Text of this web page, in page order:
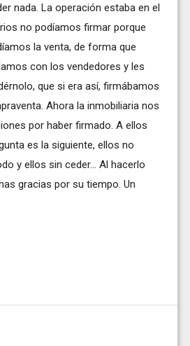
nada. La operación estaba en el
no podíamos firmar porque
la venta, de forma que
con los vendedores y les
que si era así, firmábamos
Ahora la inmobiliaria nos
por haber firmado. A ellos
es la siguiente, ellos no
y ellos sin ceder... Al hacerlo
gracias por su tiempo. Un